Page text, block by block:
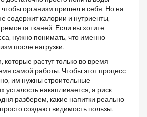
чтобы организм пришел в себя. Но на
содержит калории и нутриенты,
тканей. Если вы хотите
нужно понимать, что именно
после нагрузки.
растут только во время
самой работы. Чтобы этот процесс
им нужны строительные
усталость накапливается, а риск
разберем, какие напитки реально
создают видимость пользы.